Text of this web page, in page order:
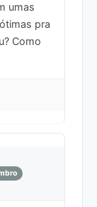
umas
pra
Como